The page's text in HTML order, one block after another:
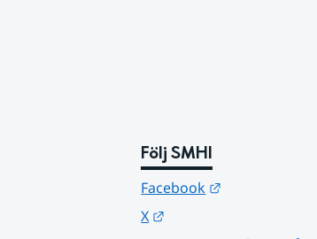
Följ SMHI
Facebook
X